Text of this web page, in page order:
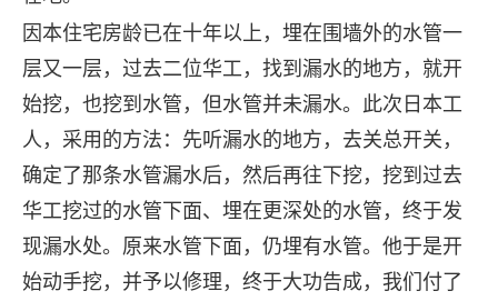
因本住宅房龄已在十年以上，埋在围墙外的水管一
层又一层，过去二位华工，找到漏水的地方，就开
始挖，也挖到水管，但水管并未漏水。此次日本工
人，采用的方法：先听漏水的地方，去关总开关，
确定了那条水管漏水后，然后再往下挖，挖到过去
华工挖过的水管下面、埋在更深处的水管，终于发
现漏水处。原来水管下面，仍埋有水管。他于是开
始动手挖，并予以修理，终于大功告成，我们付了